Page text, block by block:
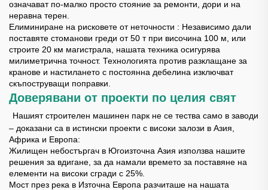
означават по-малко просто стояние за ремонти, дори и на
неравна терен.
Елиминиране на рисковете от неточности : Независимо дали
поставяте стоманови греди от 50 т при височина 100 м, или
строите 20 км магистрала, нашата техника осигурява
милиметрична точност. Технологията против разклащане за
кранове и настилането с постоянна дебелина изключват
скъпоструващи поправки.
Доверявани от проекти по целия свят
Нашият строителен машинен парк не се тества само в заводи
– доказани са в истински проекти с високи залози в Азия,
Африка и Европа:
Жилищен небостъргач в Югоизточна Азия използва нашите
решения за вдигане, за да намали времето за поставяне на
елементи на високи сгради с 25%.
Мост през река в Източна Европа разчиташе на нашата